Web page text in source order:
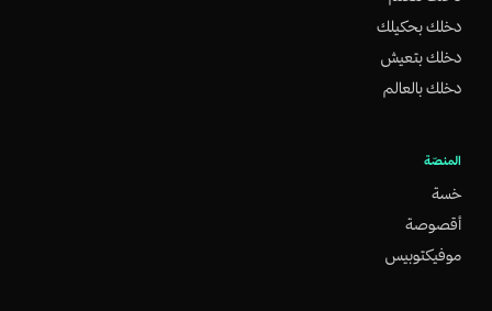
دخلك بحكيلك
دخلك بتعيش
دخلك بالعالم
المنصّة
خسة
أقصوصة
موفيكتوبيس